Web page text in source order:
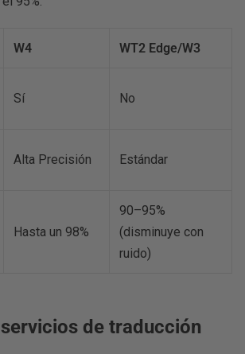
W4 WT2 Edge/W3
Sí No
Alta Precisión Estándar
Hasta un 98%
90–95%
(disminuye con
ruido)
de traducción